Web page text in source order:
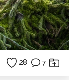
28 7